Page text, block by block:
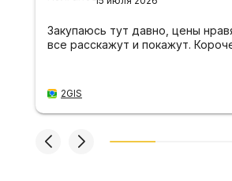
Закупаюсь тут давно, цены
все расскажут и покажут.
2GIS